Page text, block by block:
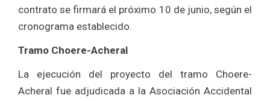
contrato se firmará el próximo 10 de junio, según el
cronograma establecido.
Tramo Choere-Acheral
La ejecución del proyecto del tramo Choere-
Acheral fue adjudicada a la Asociación Accidental